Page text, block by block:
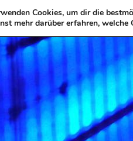
Cookies, um dir die
mehr darüber erfahren,